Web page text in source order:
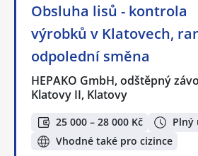
Obsluha lisů - kontrola
výrobků v Klatovech,
odpolední směna
HEPAKO GmbH, odštěpný
Klatovy II, Klatovy
25 000 – 28 000 Kč
Plný
Vhodné také pro cizince